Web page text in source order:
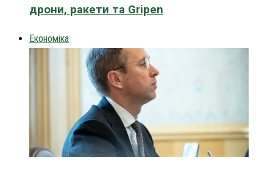
дрони, ракети та Gripen
Економіка